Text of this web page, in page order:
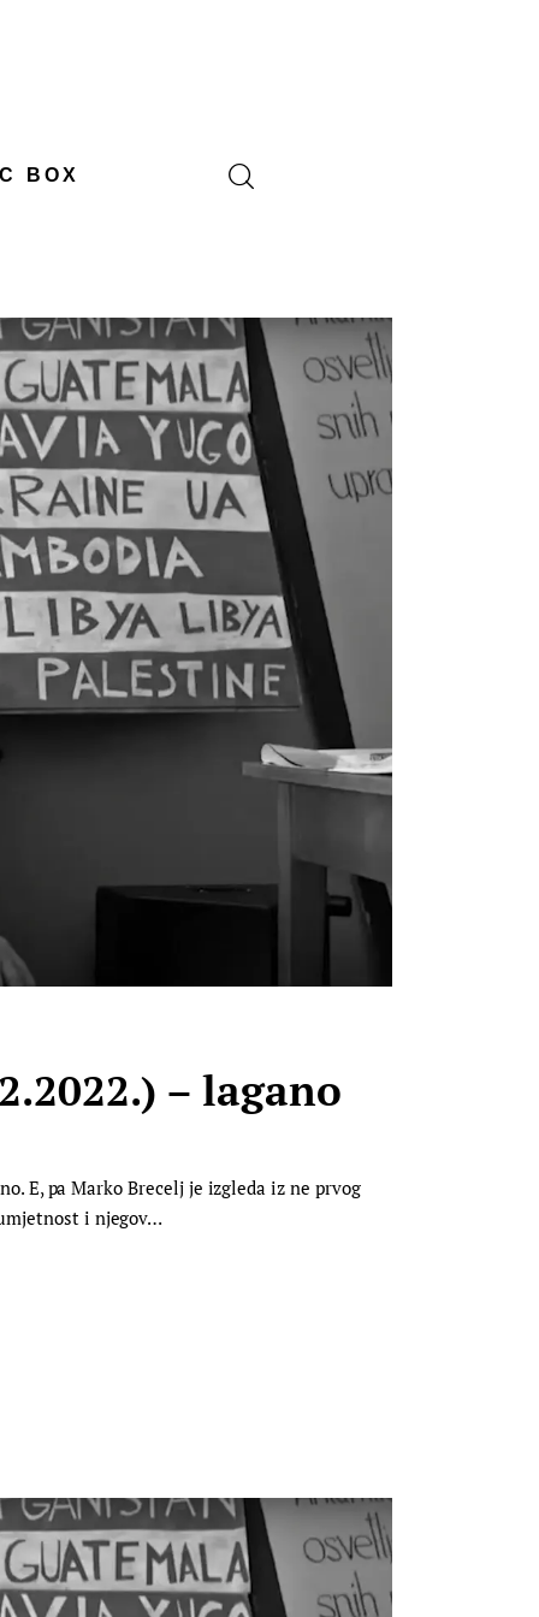
BOX
– lagano
E, pa Marko Brecelj je izgleda iz ne prvog
i njegov…